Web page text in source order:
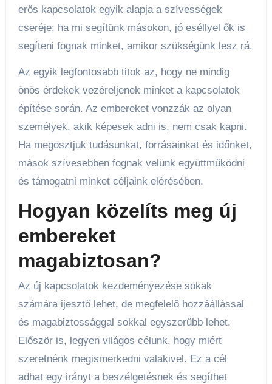
erős kapcsolatok egyik alapja a szívességek
cseréje: ha mi segítünk másokon, jó eséllyel ők is
segíteni fognak minket, amikor szükségünk lesz rá.
Az egyik legfontosabb titok az, hogy ne mindig
önös érdekek vezéreljenek minket a kapcsolatok
építése során. Az embereket vonzzák az olyan
személyek, akik képesek adni is, nem csak kapni.
Ha megosztjuk tudásunkat, forrásainkat és időnket,
mások szívesebben fognak velünk együttműködni
és támogatni minket céljaink elérésében.
Hogyan közelíts meg új
embereket
magabiztosan?
Az új kapcsolatok kezdeményezése sokak
számára ijesztő lehet, de megfelelő hozzáállással
és magabiztossággal sokkal egyszerűbb lehet.
Először is, legyen világos célunk, hogy miért
szeretnénk megismerkedni valakivel. Ez a cél
adhat egy irányt a beszélgetésnek és segíthet